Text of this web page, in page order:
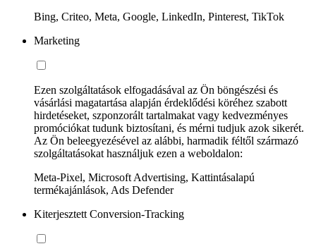
Bing, Criteo, Meta, Google, LinkedIn, Pinterest, TikTok
Marketing
Ezen szolgáltatások elfogadásával az Ön böngészési és
vásárlási magatartása alapján érdeklődési köréhez szabott
hirdetéseket, szponzorált tartalmakat vagy kedvezményes
promóciókat tudunk biztosítani, és mérni tudjuk azok sikerét.
Az Ön beleegyezésével az alábbi, harmadik féltől származó
szolgáltatásokat használjuk ezen a weboldalon:
Meta-Pixel, Microsoft Advertising, Kattintásalapú
termékajánlások, Ads Defender
Kiterjesztett Conversion-Tracking